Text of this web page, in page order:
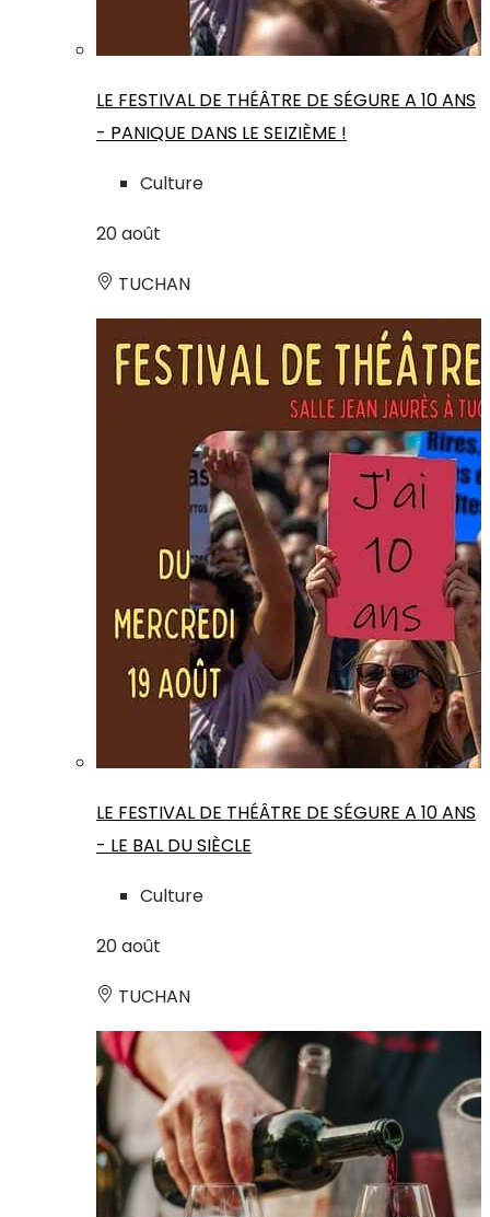
LE FESTIVAL DE THÉÂTRE DE SÉGURE A 10 ANS
- PANIQUE DANS LE SEIZIÈME !
Culture
20août
TUCHAN
LE FESTIVAL DE THÉÂTRE DE SÉGURE A 10 ANS
- LE BAL DU SIÈCLE
Culture
20août
TUCHAN